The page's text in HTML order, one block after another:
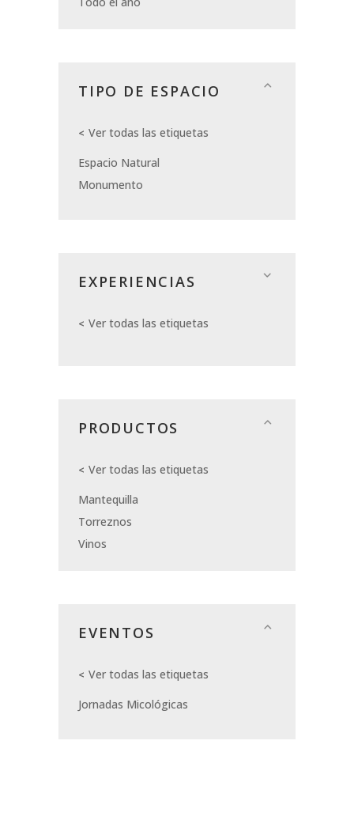
TIPO DE ESPACIO
Ver todas las etiquetas
Espacio Natural
Monumento
EXPERIENCIAS
Ver todas las etiquetas
PRODUCTOS
Ver todas las etiquetas
Mantequilla
Torreznos
Vinos
EVENTOS
Ver todas las etiquetas
Jornadas Micológicas